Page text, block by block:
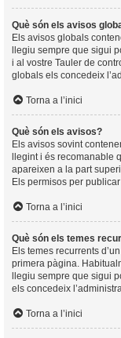
Què són els avisos
Els avisos globals
llegiu sempre que sigui
i al vostre Tauler de
globals els concedeix
Torna a l’inici
Què són els avisos?
Els avisos sovint
llegint i és recomanable
apareixen a la part
Els permisos per
Torna a l’inici
Què són els temes
Els temes recurrents
primera pàgina.
llegiu sempre que sigui
els concedeix
Torna a l’inici